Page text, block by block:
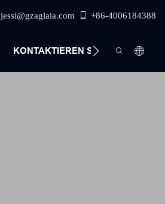
jessi@gzaglaia.com +86-4006184388
KONTAKTIEREN SIE UNS